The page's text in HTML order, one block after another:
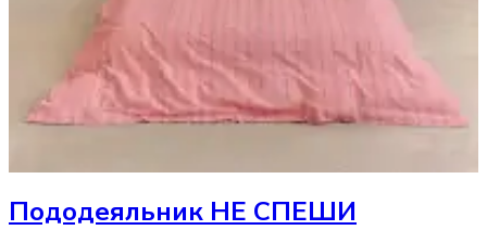
Пододеяльник НЕ СПЕШИ